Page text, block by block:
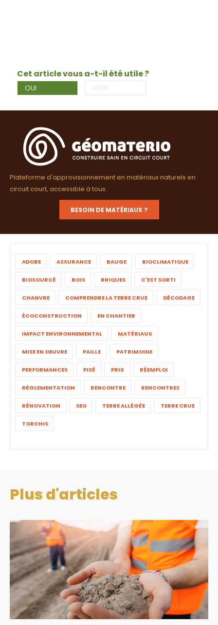
Cet article vous a-t-il été utile ?
OUI NON
Plateforme d'approvisionnement en matériaux naturels en
circuit court, accessible à tous.
BESOIN DE MATÉRIAUX ?
ADOBE ASSURANCE BAUGE BIOCLIMATIQUE
BIOSOURCÉ BOIS BRIQUES C'EST SORTI
CHANVRE COMPRENDRE LA TERRE CRUE DÉCODAGE
ÉCOCONSTRUCTION EN CHANTIER
IMPACT ENVIRONNEMENTAL MATÉRIAUX
MISE EN OEUVRE PAILLE PATRIMOINE
PERFORMANCES PISÉ PRIX RÉEMPLOI
RÉGLEMENTATION RENCONTRE RENCONTRES
RÉNOVATION SEO TERRE ALLÉGÉE TERRE CRUE
TORCHIS
Plus d'articles